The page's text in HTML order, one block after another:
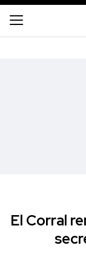
El Corral